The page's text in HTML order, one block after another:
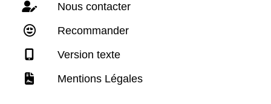
Nous contacter
Recommander
Version texte
Mentions Légales